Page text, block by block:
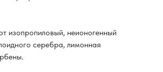
изопропиловый, неионогенный
серебра, лимонная